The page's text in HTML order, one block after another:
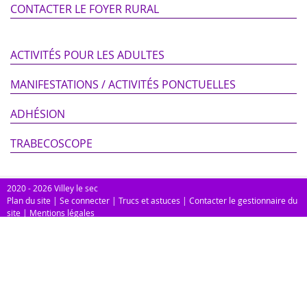
CONTACTER LE FOYER RURAL
ACTIVITÉS POUR LES ADULTES
MANIFESTATIONS / ACTIVITÉS PONCTUELLES
ADHÉSION
TRABECOSCOPE
2020 - 2026 Villey le sec
Plan du site | Se connecter | Trucs et astuces | Contacter le gestionnaire du
site | Mentions légales